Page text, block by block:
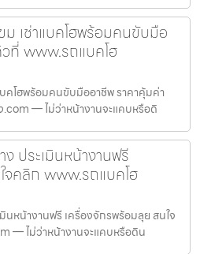
เช่าแบคโฮพร้อมคนขับมือ
ที่ www.รถแบคโฮ
คโฮพร้อมคนขับมืออาชีพ ราคาคุ้มค่า
— ไม่ว่าหน้างานจะแคบหรือดิ
ประเมินหน้างานฟรี
จคลิก www.รถแบคโฮ
นหน้างานฟรี เครื่องจักรพร้อมลุย สนใจ
— ไม่ว่าหน้างานจะแคบหรือดิน